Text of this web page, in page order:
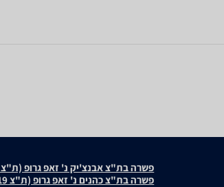
פשרה בת"צ אבנצ'יק נ' זאפ גרופ (ת"צ 23008-08-20)
פשרה בת"צ כהנים נ' זאפ גרופ (ת"צ 60371-12-19)